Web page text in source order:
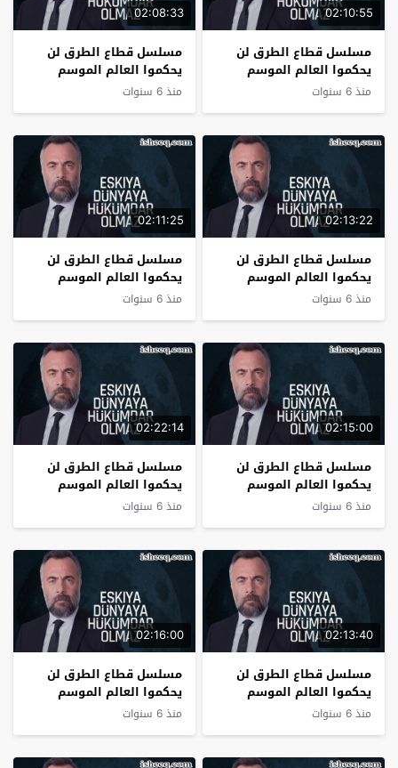
02:10:55
مسلسل قطاع الطرق لن
يحكموا العالم الموسم
الرابع الحلقة 20
منذ 6 سنوات
02:08:33
مسلسل قطاع الطرق لن
يحكموا العالم الموسم
الرابع الحلقة 19
منذ 6 سنوات
02:13:22
مسلسل قطاع الطرق لن
يحكموا العالم الموسم
الرابع الحلقة 18
منذ 6 سنوات
02:11:25
مسلسل قطاع الطرق لن
يحكموا العالم الموسم
الرابع الحلقة 17
منذ 6 سنوات
02:15:00
مسلسل قطاع الطرق لن
يحكموا العالم الموسم
الرابع الحلقة 16
منذ 6 سنوات
02:22:14
مسلسل قطاع الطرق لن
يحكموا العالم الموسم
الرابع الحلقة 15
منذ 6 سنوات
02:13:40
مسلسل قطاع الطرق لن
يحكموا العالم الموسم
الرابع الحلقة 14
منذ 6 سنوات
02:16:00
مسلسل قطاع الطرق لن
يحكموا العالم الموسم
الرابع الحلقة 13
منذ 6 سنوات